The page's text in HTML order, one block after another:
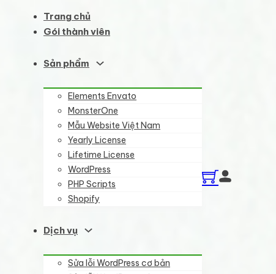
Trang chủ
Gói thành viên
Sản phẩm
Elements Envato
MonsterOne
Mẫu Website Việt Nam
Yearly License
Lifetime License
WordPress
PHP Scripts
Shopify
Dịch vụ
Sửa lỗi WordPress cơ bản